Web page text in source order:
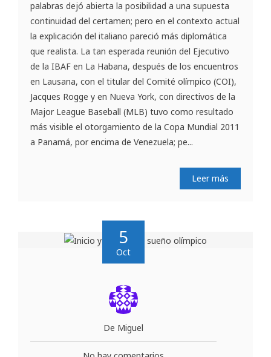
palabras dejó abierta la posibilidad a una supuesta
continuidad del certamen; pero en el contexto actual
la explicación del italiano pareció más diplomática
que realista. La tan esperada reunión del Ejecutivo
de la IBAF en La Habana, después de los encuentros
en Lausana, con el titular del Comité olímpico (COI),
Jacques Rogge y en Nueva York, con directivos de la
Major League Baseball (MLB) tuvo como resultado
más visible el otorgamiento de la Copa Mundial 2011
a Panamá, por encima de Venezuela; pe...
Leer más
5
Oct
De Miguel